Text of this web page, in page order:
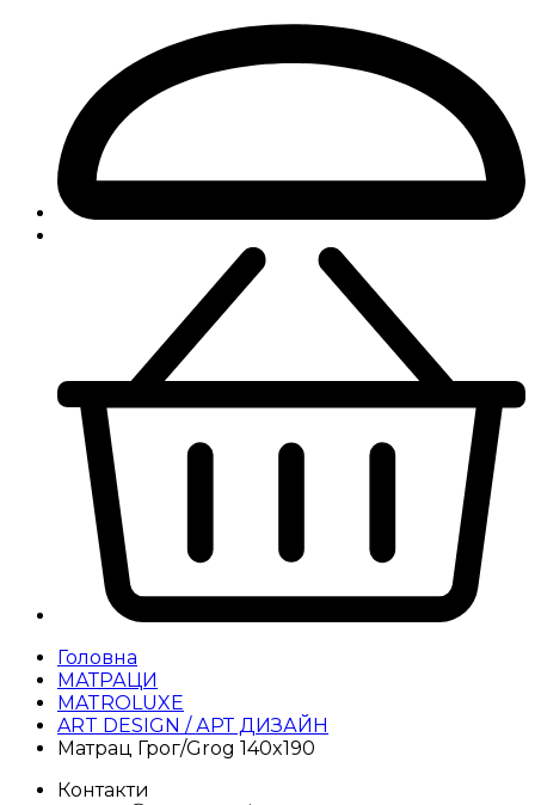
Головна
МАТРАЦИ
MATROLUXE
ART DESIGN / АРТ ДИЗАЙН
Матрац Грог/Grog 140x190
Контакти